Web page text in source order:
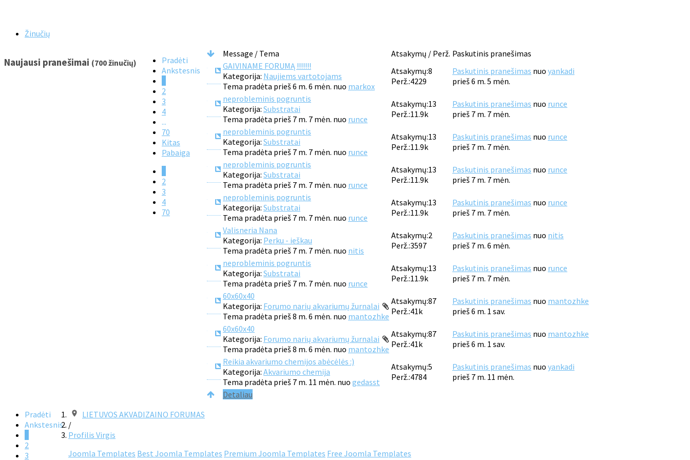
Žinučių
Naujausi pranešimai (700 žinučių)
Pradėti
Ankstesnis
2
3
4
...
70
Kitas
Pabaiga
2
3
4
70
Message / Tema Atsakymų / Perž. Paskutinis pranešimas
Detaliau
GAIVINAME FORUMĄ !!!!!!!
Kategorija: Naujiems vartotojams
Tema pradėta prieš 6 m. 6 mėn. nuo markox
Atsakymų:8
Perž.:4229
Paskutinis pranešimas nuo yankadi
prieš 6 m. 5 mėn.
neprobleminis pogruntis
Kategorija: Substratai
Tema pradėta prieš 7 m. 7 mėn. nuo runce
Atsakymų:13
Perž.:11.9k
Paskutinis pranešimas nuo runce
prieš 7 m. 7 mėn.
neprobleminis pogruntis
Kategorija: Substratai
Tema pradėta prieš 7 m. 7 mėn. nuo runce
Atsakymų:13
Perž.:11.9k
Paskutinis pranešimas nuo runce
prieš 7 m. 7 mėn.
neprobleminis pogruntis
Kategorija: Substratai
Tema pradėta prieš 7 m. 7 mėn. nuo runce
Atsakymų:13
Perž.:11.9k
Paskutinis pranešimas nuo runce
prieš 7 m. 7 mėn.
neprobleminis pogruntis
Kategorija: Substratai
Tema pradėta prieš 7 m. 7 mėn. nuo runce
Atsakymų:13
Perž.:11.9k
Paskutinis pranešimas nuo runce
prieš 7 m. 7 mėn.
Valisneria Nana
Kategorija: Perku - ieškau
Tema pradėta prieš 7 m. 7 mėn. nuo nitis
Atsakymų:2
Perž.:3597
Paskutinis pranešimas nuo nitis
prieš 7 m. 6 mėn.
neprobleminis pogruntis
Kategorija: Substratai
Tema pradėta prieš 7 m. 7 mėn. nuo runce
Atsakymų:13
Perž.:11.9k
Paskutinis pranešimas nuo runce
prieš 7 m. 7 mėn.
60x60x40
Kategorija: Forumo narių akvariumų žurnalai
Tema pradėta prieš 8 m. 6 mėn. nuo mantozhke
Atsakymų:87
Perž.:41k
Paskutinis pranešimas nuo mantozhke
prieš 6 m. 1 sav.
60x60x40
Kategorija: Forumo narių akvariumų žurnalai
Tema pradėta prieš 8 m. 6 mėn. nuo mantozhke
Atsakymų:87
Perž.:41k
Paskutinis pranešimas nuo mantozhke
prieš 6 m. 1 sav.
Reikia akvariumo chemijos abėcėlės :)
Kategorija: Akvariumo chemija
Tema pradėta prieš 7 m. 11 mėn. nuo gedasst
Atsakymų:5
Perž.:4784
Paskutinis pranešimas nuo yankadi
prieš 7 m. 11 mėn.
Pradėti
Ankstesnis
2
3
LIETUVOS AKVADIZAINO FORUMAS
/
Profilis Virgis
Joomla Templates Best Joomla Templates Premium Joomla Templates Free Joomla Templates